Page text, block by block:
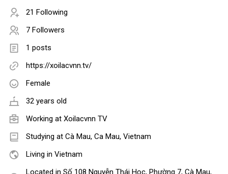
21 Following
7 Followers
1 posts
https://xoilacvnn.tv/
Female
32 years old
Working at Xoilacvnn TV
Studying at Cà Mau, Ca Mau, Vietnam
Living in Vietnam